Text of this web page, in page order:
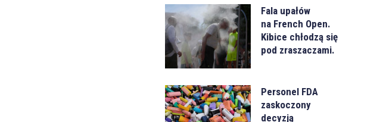
Fala upałów
na French Open.
Kibice chłodzą się
pod zraszaczami.
Personel FDA
zaskoczony
decyzją